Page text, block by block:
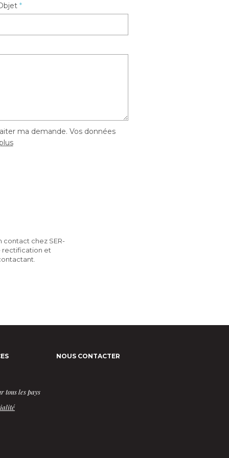
*
ma demande. Vos données
contact chez SER-
rectification et
NOUS CONTACTER
tous les pays